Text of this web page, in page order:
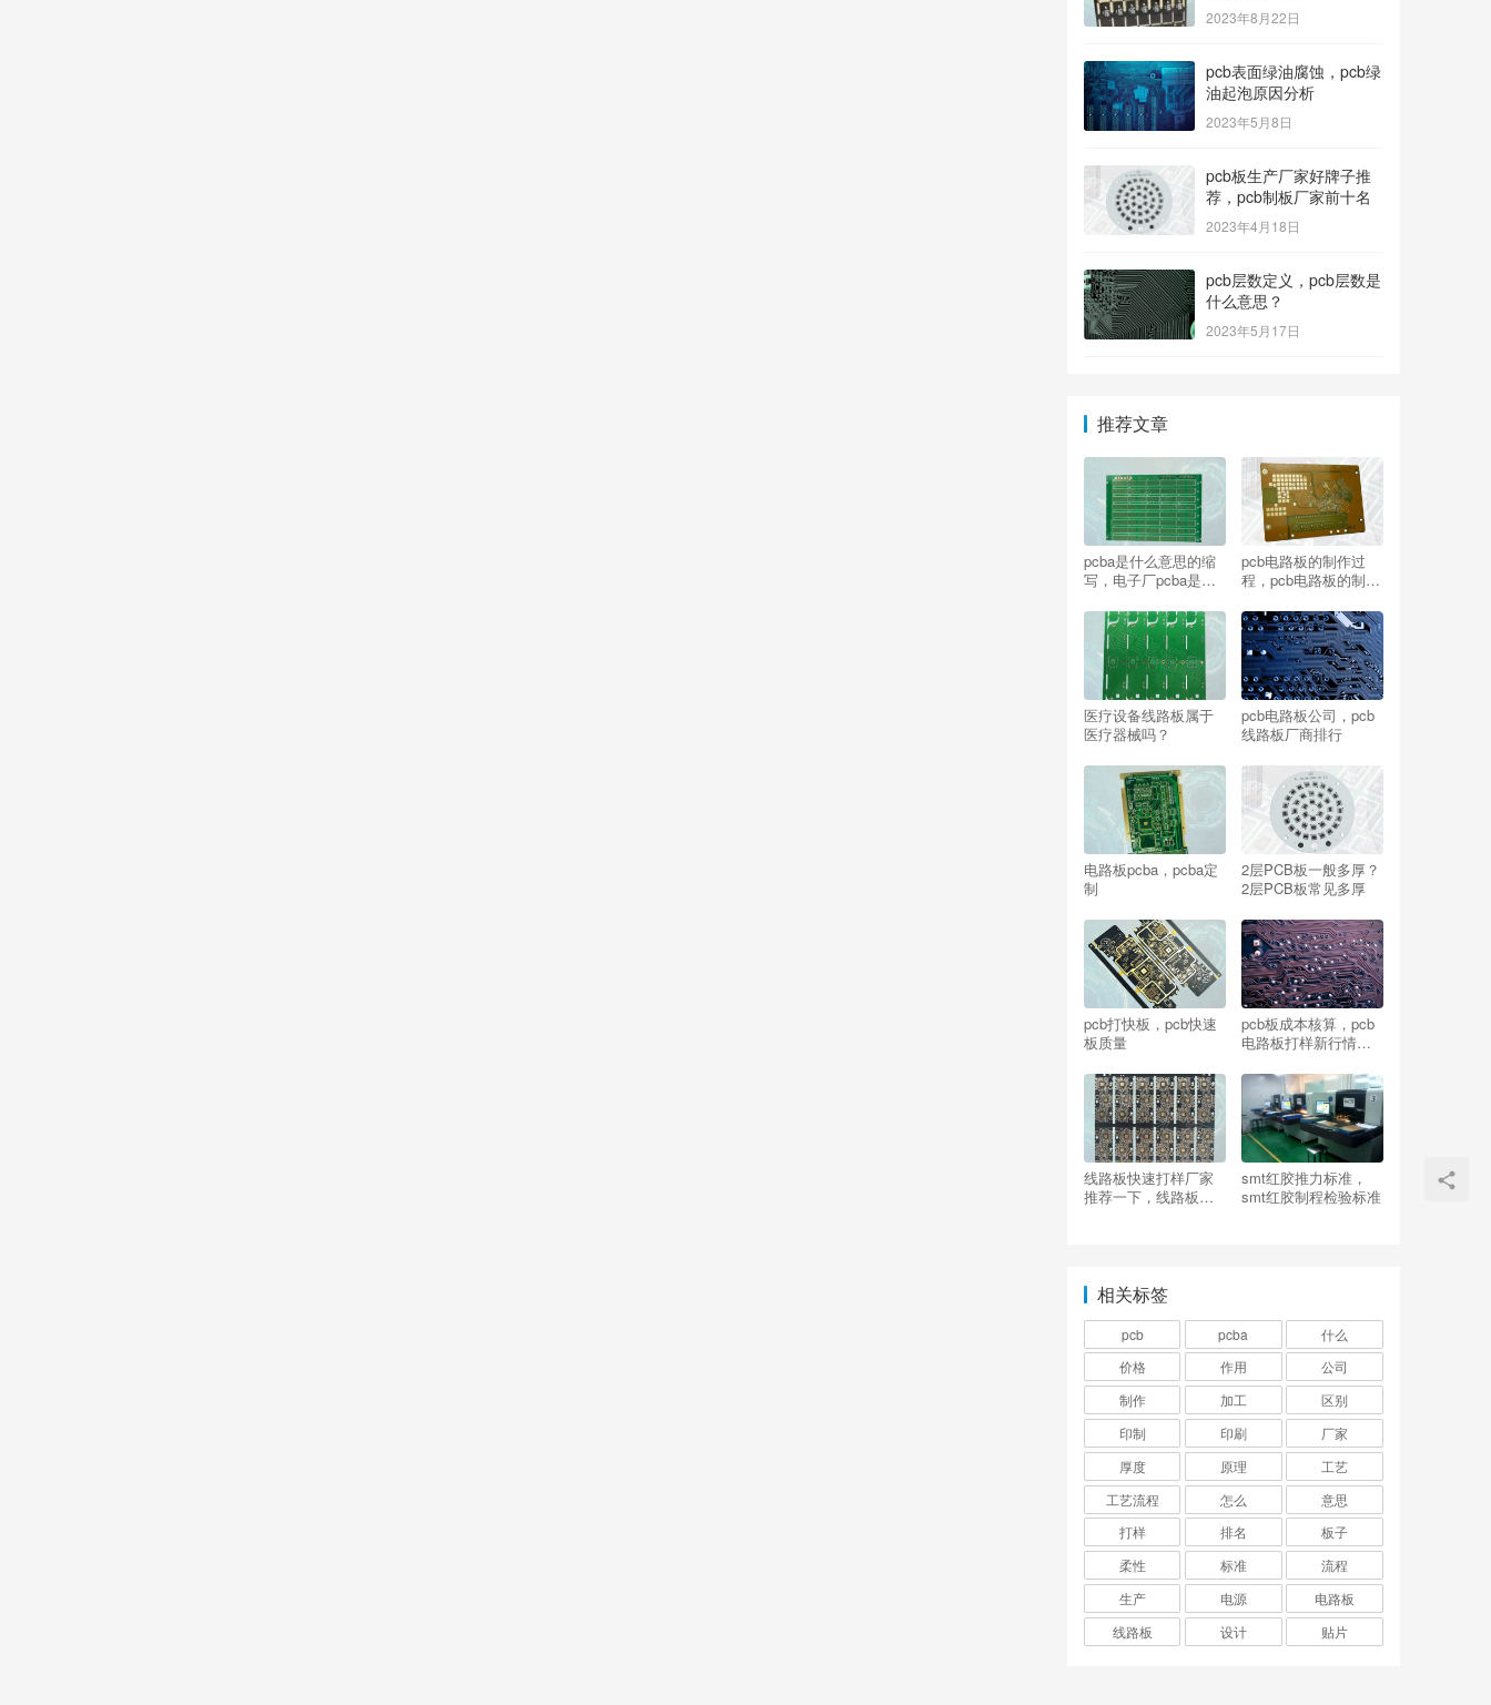
2023年8月22日
pcb表面绿油腐蚀，pcb绿
油起泡原因分析
2023年5月8日
pcb板生产厂家好牌子推
荐，pcb制板厂家前十名
2023年4月18日
pcb层数定义，pcb层数是
什么意思？
2023年5月17日
推荐文章
pcba是什么意思的缩
写，电子厂pcba是干
pcb电路板的制作过
程，pcb电路板的制作
医疗设备线路板属于
医疗器械吗？
pcb电路板公司，pcb
线路板厂商排行
电路板pcba，pcba定
制
2层PCB板一般多厚？
2层PCB板常见多厚
pcb打快板，pcb快速
板质量
pcb板成本核算，pcb
电路板打样新行情报
线路板快速打样厂家
推荐一下，线路板快
smt红胶推力标准，
smt红胶制程检验标准
相关标签
pcb pcba
什么
价格
作用
公司
制作
加工
区别
印制
印刷
厂家
厚度
原理
工艺
工艺流程
怎么
意思
打样
排名
板子
柔性
标准
流程
生产
电源
电路板
线路板
设计 贴片